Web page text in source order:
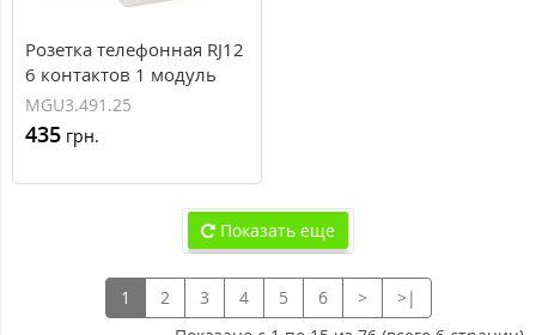
Розетка телефонная RJ12
6 контактов 1 модуль
серия Unica MGU3.491.25
MGU3.491.25
435 грн.
Показать еще
1 2 3 4 5 6 >
>|